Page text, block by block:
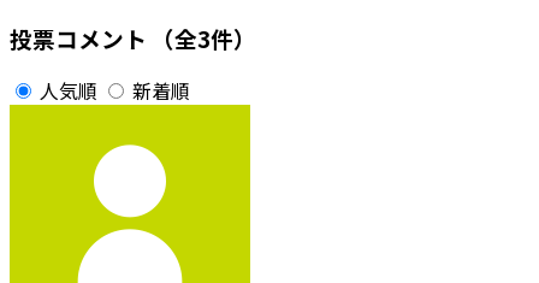
投票コメント （全3件）
人気順 新着順